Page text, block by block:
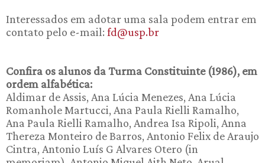
Interessados em adotar uma sala podem entrar em
contato pelo e-mail: fd@usp.br
Confira os alunos da Turma Constituinte (1986), em
ordem alfabética:
Aldimar de Assis, Ana Lúcia Menezes, Ana Lúcia
Romanhole Martucci, Ana Paula Rielli Ramalho,
Ana Paula Rielli Ramalho, Andrea Isa Ripoli, Anna
Thereza Monteiro de Barros, Antonio Felix de Araujo
Cintra, Antonio Luís G Alvares Otero (in